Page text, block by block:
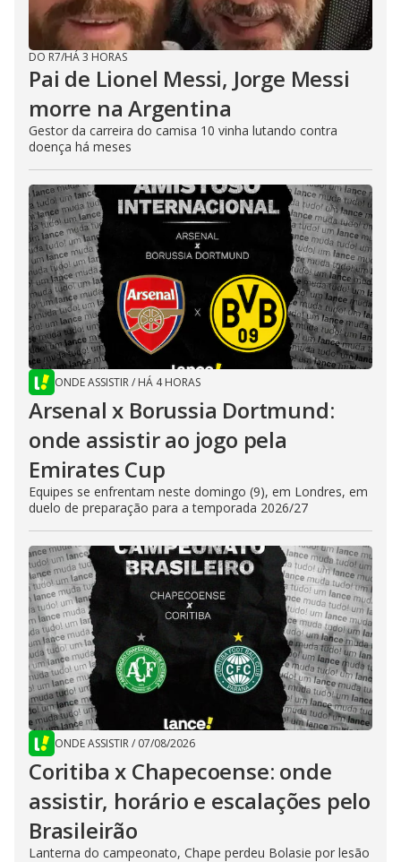
DO R7/HÁ 3 HORAS
Pai de Lionel Messi, Jorge Messi
morre na Argentina
Gestor da carreira do camisa 10 vinha lutando contra
doença há meses
ONDE ASSISTIR/ HÁ 4 HORAS
Arsenal x Borussia Dortmund:
onde assistir ao jogo pela
Emirates Cup
Equipes se enfrentam neste domingo (9), em Londres, em
duelo de preparação para a temporada 2026/27
ONDE ASSISTIR/ 07/08/2026
Coritiba x Chapecoense: onde
assistir, horário e escalações pelo
Brasileirão
Lanterna do campeonato, Chape perdeu Bolasie por lesão